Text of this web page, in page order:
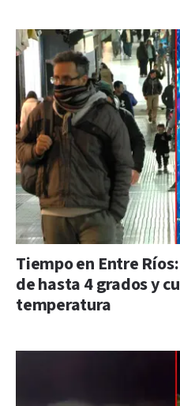
Tiempo en Entre
de hasta 4 grados y
temperatura